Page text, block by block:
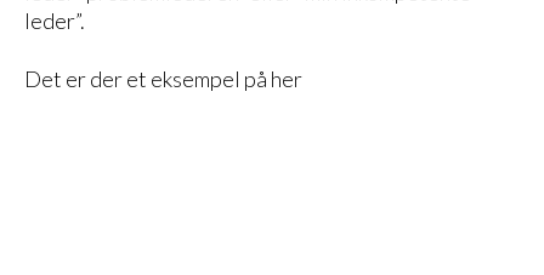
leder”.
Det er der et eksempel på her